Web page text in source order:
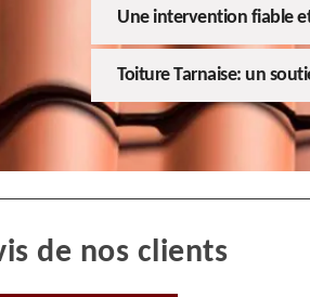
Une intervention fiable
Toiture Tarnaise: un
de nos clients